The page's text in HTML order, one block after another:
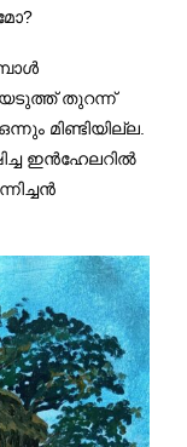
തുറന്ന്
മിണ്ടിയില്ല.
ഇൻഹേലറിൽ